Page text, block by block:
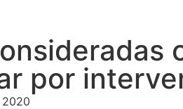
por
2020